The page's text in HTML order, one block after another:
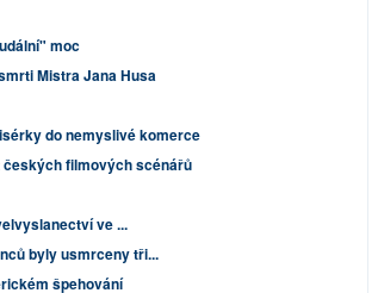
moc
Mistra Jana Husa
do nemyslivé komerce
filmových scénářů
ve ...
byly usmrceny tři...
špehování